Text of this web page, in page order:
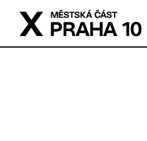
Přejít na hlavní obsah